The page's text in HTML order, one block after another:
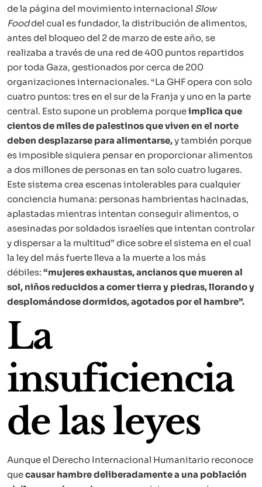
de la página del movimiento internacional Slow
Fooddel cual es fundador, la distribución de alimentos,
antes del bloqueo del 2 de marzo de este año, se
realizaba a través de una red de 400 puntos repartidos
por toda Gaza, gestionados por cerca de 200
organizaciones internacionales. “La GHF opera con solo
cuatro puntos: tres en el sur de la Franja y uno en la parte
central. Esto supone un problema porqueimplica que
cientos de miles de palestinos que viven en el norte
deben desplazarse para alimentarse,y también porque
es imposible siquiera pensar en proporcionar alimentos
a dos millones de personas en tan solo cuatro lugares.
Este sistema crea escenas intolerables para cualquier
conciencia humana: personas hambrientas hacinadas,
aplastadas mientras intentan conseguir alimentos, o
asesinadas por soldados israelíes que intentan controlar
y dispersar a la multitud” dice sobre el sistema en el cual
la ley del más fuerte lleva a la muerte a los más
débiles: “mujeres exhaustas, ancianos que mueren al
sol, niños reducidos a comer tierra y piedras, llorando y
desplomándose dormidos, agotados por el hambre”.
La
insuficiencia
de las leyes
Aunque el Derecho Internacional Humanitario reconoce
quecausar hambre deliberadamente a una población